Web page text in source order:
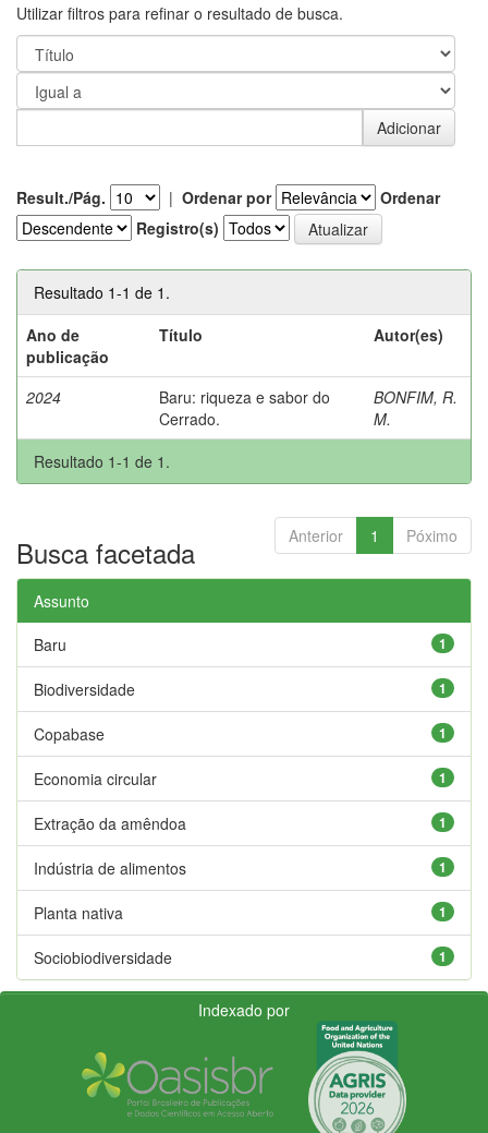
Utilizar filtros para refinar o resultado de busca.
Result./Pág. | Ordenar por
Ordenar
Registro(s)
Resultado 1-1 de 1.
Ano de
publicação
Título Autor(es)
2024
Baru: riqueza e sabor do
Cerrado.
BONFIM, R.
M.
Resultado 1-1 de 1.
Anterior 1 Póximo
Busca facetada
Assunto
1
Baru
1
Biodiversidade
1
Copabase
1
Economia circular
1
Extração da amêndoa
1
Indústria de alimentos
1
Planta nativa
1
Sociobiodiversidade
Indexado por